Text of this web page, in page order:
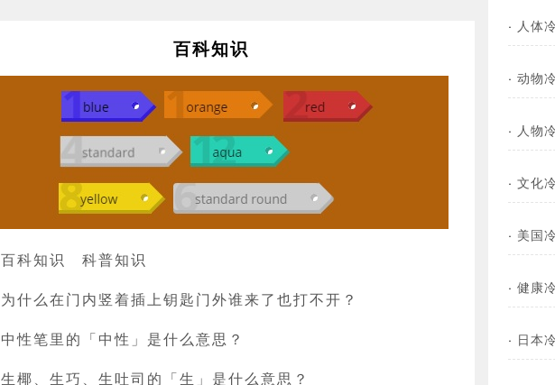
百科知识
百科知识
科普知识
为什么在门内竖着插上钥匙门外谁来了也打不开？
中性笔里的「中性」是什么意思？
生椰、生巧、生吐司的「生」是什么意思？
· 人体
· 动物
· 人物
· 文化
· 美国
· 健康
· 日本